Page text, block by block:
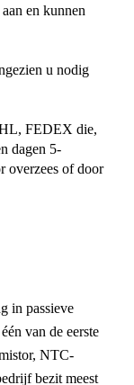
en kunnen
u nodig
FEDEX die,
dagen 5-
overzees of door
in passieve
van de eerste
NTC-
bezit meest